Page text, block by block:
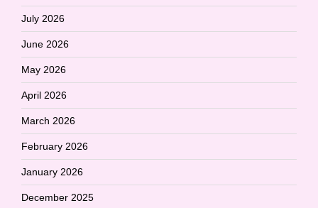
July 2026
June 2026
May 2026
April 2026
March 2026
February 2026
January 2026
December 2025